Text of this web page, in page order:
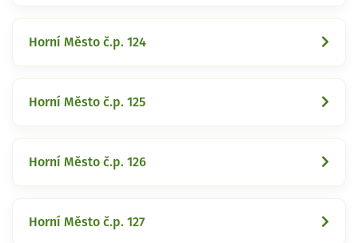
Horní Město č.p. 124
Horní Město č.p. 125
Horní Město č.p. 126
Horní Město č.p. 127